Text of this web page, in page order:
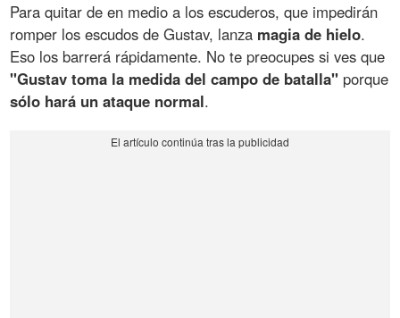
Para quitar de en medio a los escuderos, que impedirán
romper los escudos de Gustav, lanza magia de hielo.
Eso los barrerá rápidamente. No te preocupes si ves que
"Gustav toma la medida del campo de batalla" porque
sólo hará un ataque normal.